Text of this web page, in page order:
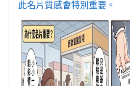
此名片質感會特別重要。